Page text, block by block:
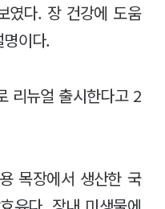
였다. 장 건강에 도움
이다.
리뉴얼 출시한다고 2
목장에서 생산한 국